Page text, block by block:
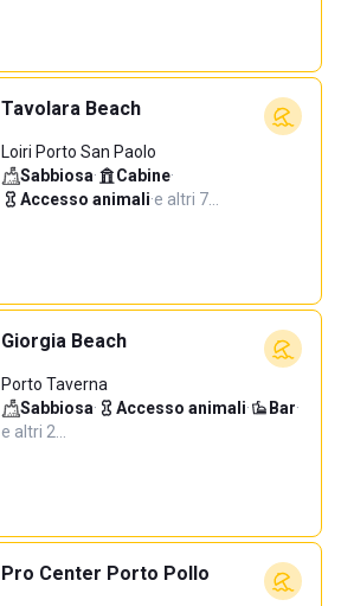
Tavolara Beach
Loiri Porto San Paolo
Sabbiosa· Cabine·
Accesso animali·e altri 7…
Giorgia Beach
Porto Taverna
Sabbiosa· Accesso animali· Bar·
e altri 2…
Pro Center Porto Pollo